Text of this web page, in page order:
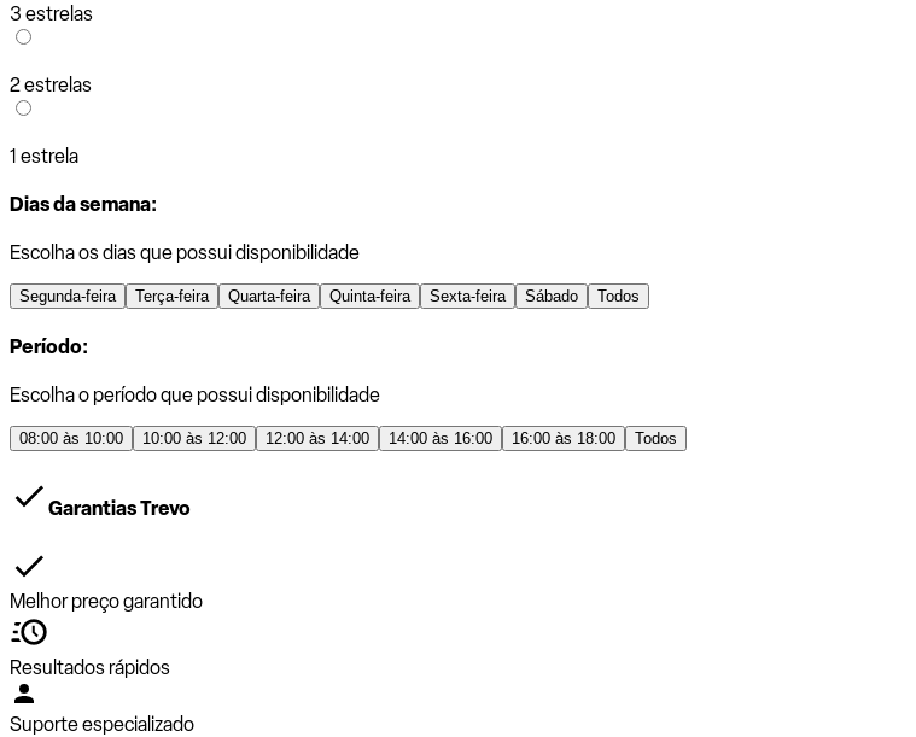
3 estrelas
2 estrelas
1 estrela
Dias da semana:
Escolha os dias que possui disponibilidade
Segunda-feira Terça-feira Quarta-feira Quinta-feira Sexta-feira Sábado Todos
Período:
Escolha o período que possui disponibilidade
08:00 às 10:00 10:00 às 12:00 12:00 às 14:00 14:00 às 16:00 16:00 às 18:00 Todos
Garantias Trevo
Melhor preço garantido
Resultados rápidos
Suporte especializado